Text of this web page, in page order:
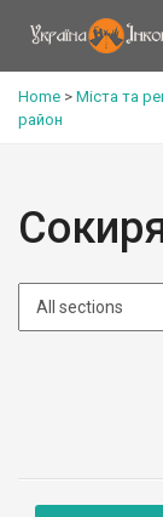
Home > Міста та
район